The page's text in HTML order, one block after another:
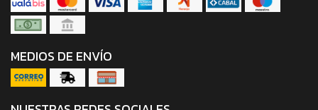
MEDIOS DE ENVÍO